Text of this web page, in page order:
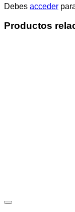
Debes acceder
Productos